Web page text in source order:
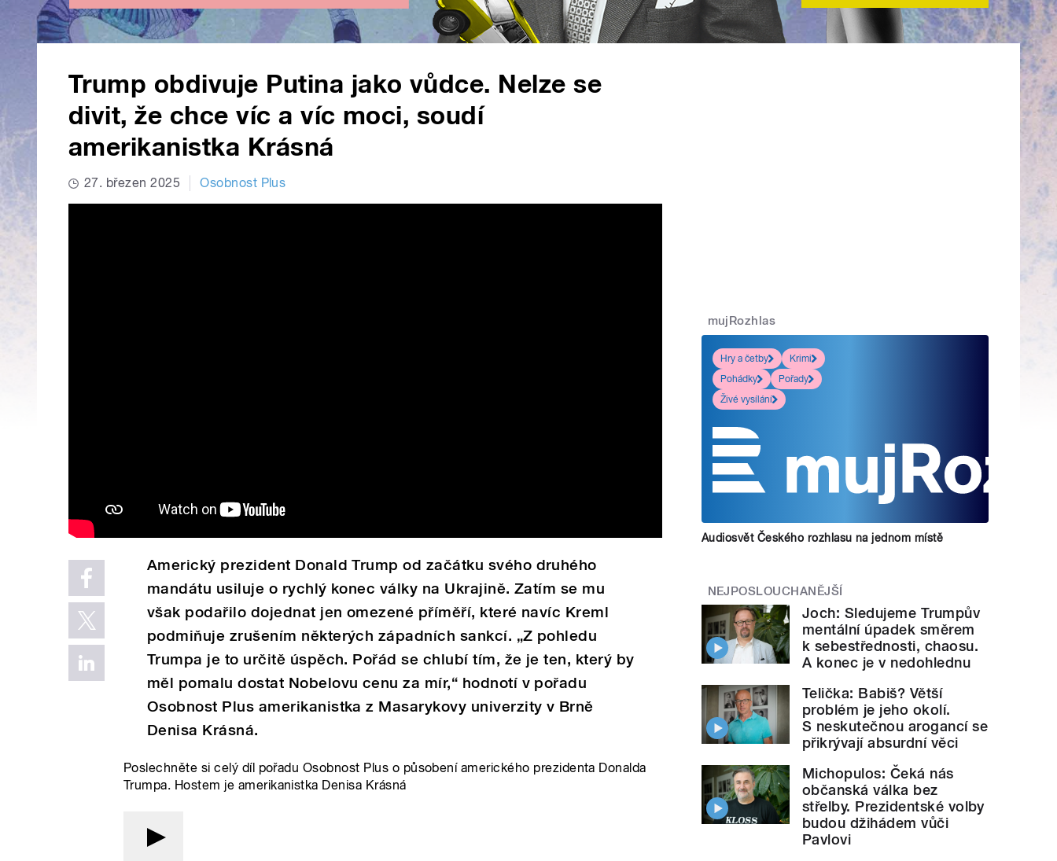
Trump obdivuje Putina jako vůdce. Nelze se
divit, že chce víc a víc moci, soudí
amerikanistka Krásná
27. březen 2025 Osobnost Plus
Americký prezident Donald Trump od začátku svého druhého
mandátu usiluje o rychlý konec války na Ukrajině. Zatím se mu
však podařilo dojednat jen omezené příměří, které navíc Kreml
podmiňuje zrušením některých západních sankcí. „Z pohledu
Trumpa je to určitě úspěch. Pořád se chlubí tím, že je ten, který by
měl pomalu dostat Nobelovu cenu za mír,“ hodnotí v pořadu
Osobnost Plus amerikanistka z Masarykovy univerzity v Brně
Denisa Krásná.
Poslechněte si celý díl pořadu Osobnost Plus o působení amerického prezidenta Donalda
Trumpa. Hostem je amerikanistka Denisa Krásná
mujRozhlas
Hry a četby
Krimi
Pohádky
Pořady
Živé vysílání
Audiosvět Českého rozhlasu na jednom místě
NEJPOSLOUCHANĚJŠÍ
Joch: Sledujeme Trumpův
mentální úpadek směrem
k sebestřednosti, chaosu.
A konec je v nedohlednu
Telička: Babiš? Větší
problém je jeho okolí.
S neskutečnou arogancí se
přikrývají absurdní věci
Michopulos: Čeká nás
občanská válka bez
střelby. Prezidentské volby
budou džihádem vůči
Pavlovi